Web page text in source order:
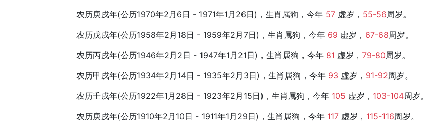
农历庚戌年(公历1970年2月6日 - 1971年1月26日)，生肖属狗，今年 57 虚岁， 55-56周岁。
农历戊戌年(公历1958年2月18日 - 1959年2月7日)，生肖属狗，今年 69 虚岁， 67-68周岁。
农历丙戌年(公历1946年2月2日 - 1947年1月21日)，生肖属狗，今年 81 虚岁， 79-80周岁。
农历甲戌年(公历1934年2月14日 - 1935年2月3日)，生肖属狗，今年 93 虚岁， 91-92周岁。
农历壬戌年(公历1922年1月28日 - 1923年2月15日)，生肖属狗，今年 105 虚岁， 103-104周岁。
农历庚戌年(公历1910年2月10日 - 1911年1月29日)，生肖属狗，今年 117 虚岁， 115-116周岁。